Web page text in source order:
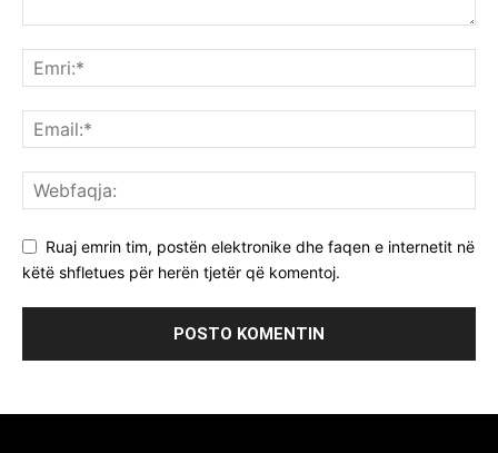
Ruaj emrin tim, postën elektronike dhe faqen e internetit në
këtë shfletues për herën tjetër që komentoj.